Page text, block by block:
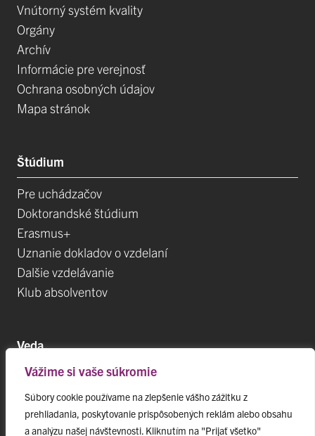
Vážime si vaše súkromie
Súbory cookie používame na zlepšenie vášho zážitku z
prehliadania, poskytovanie prispôsobených reklám alebo obsahu
a analýzu našej návštevnosti. Kliknutím na "Prijať všetko"
Vnútorný systém kvality
Orgány
Archív
Informácie pre verejnosť
Ochrana osobných údajov
Mapa stránok
Štúdium
Pre uchádzačov
Doktorandské štúdium
Erasmus+
Uznanie dokladov o vzdelaní
Dalšie vzdelávanie
Klub absolventov
Veda
Postdoktorandské pozíce
Projekty
Špičkové tímy